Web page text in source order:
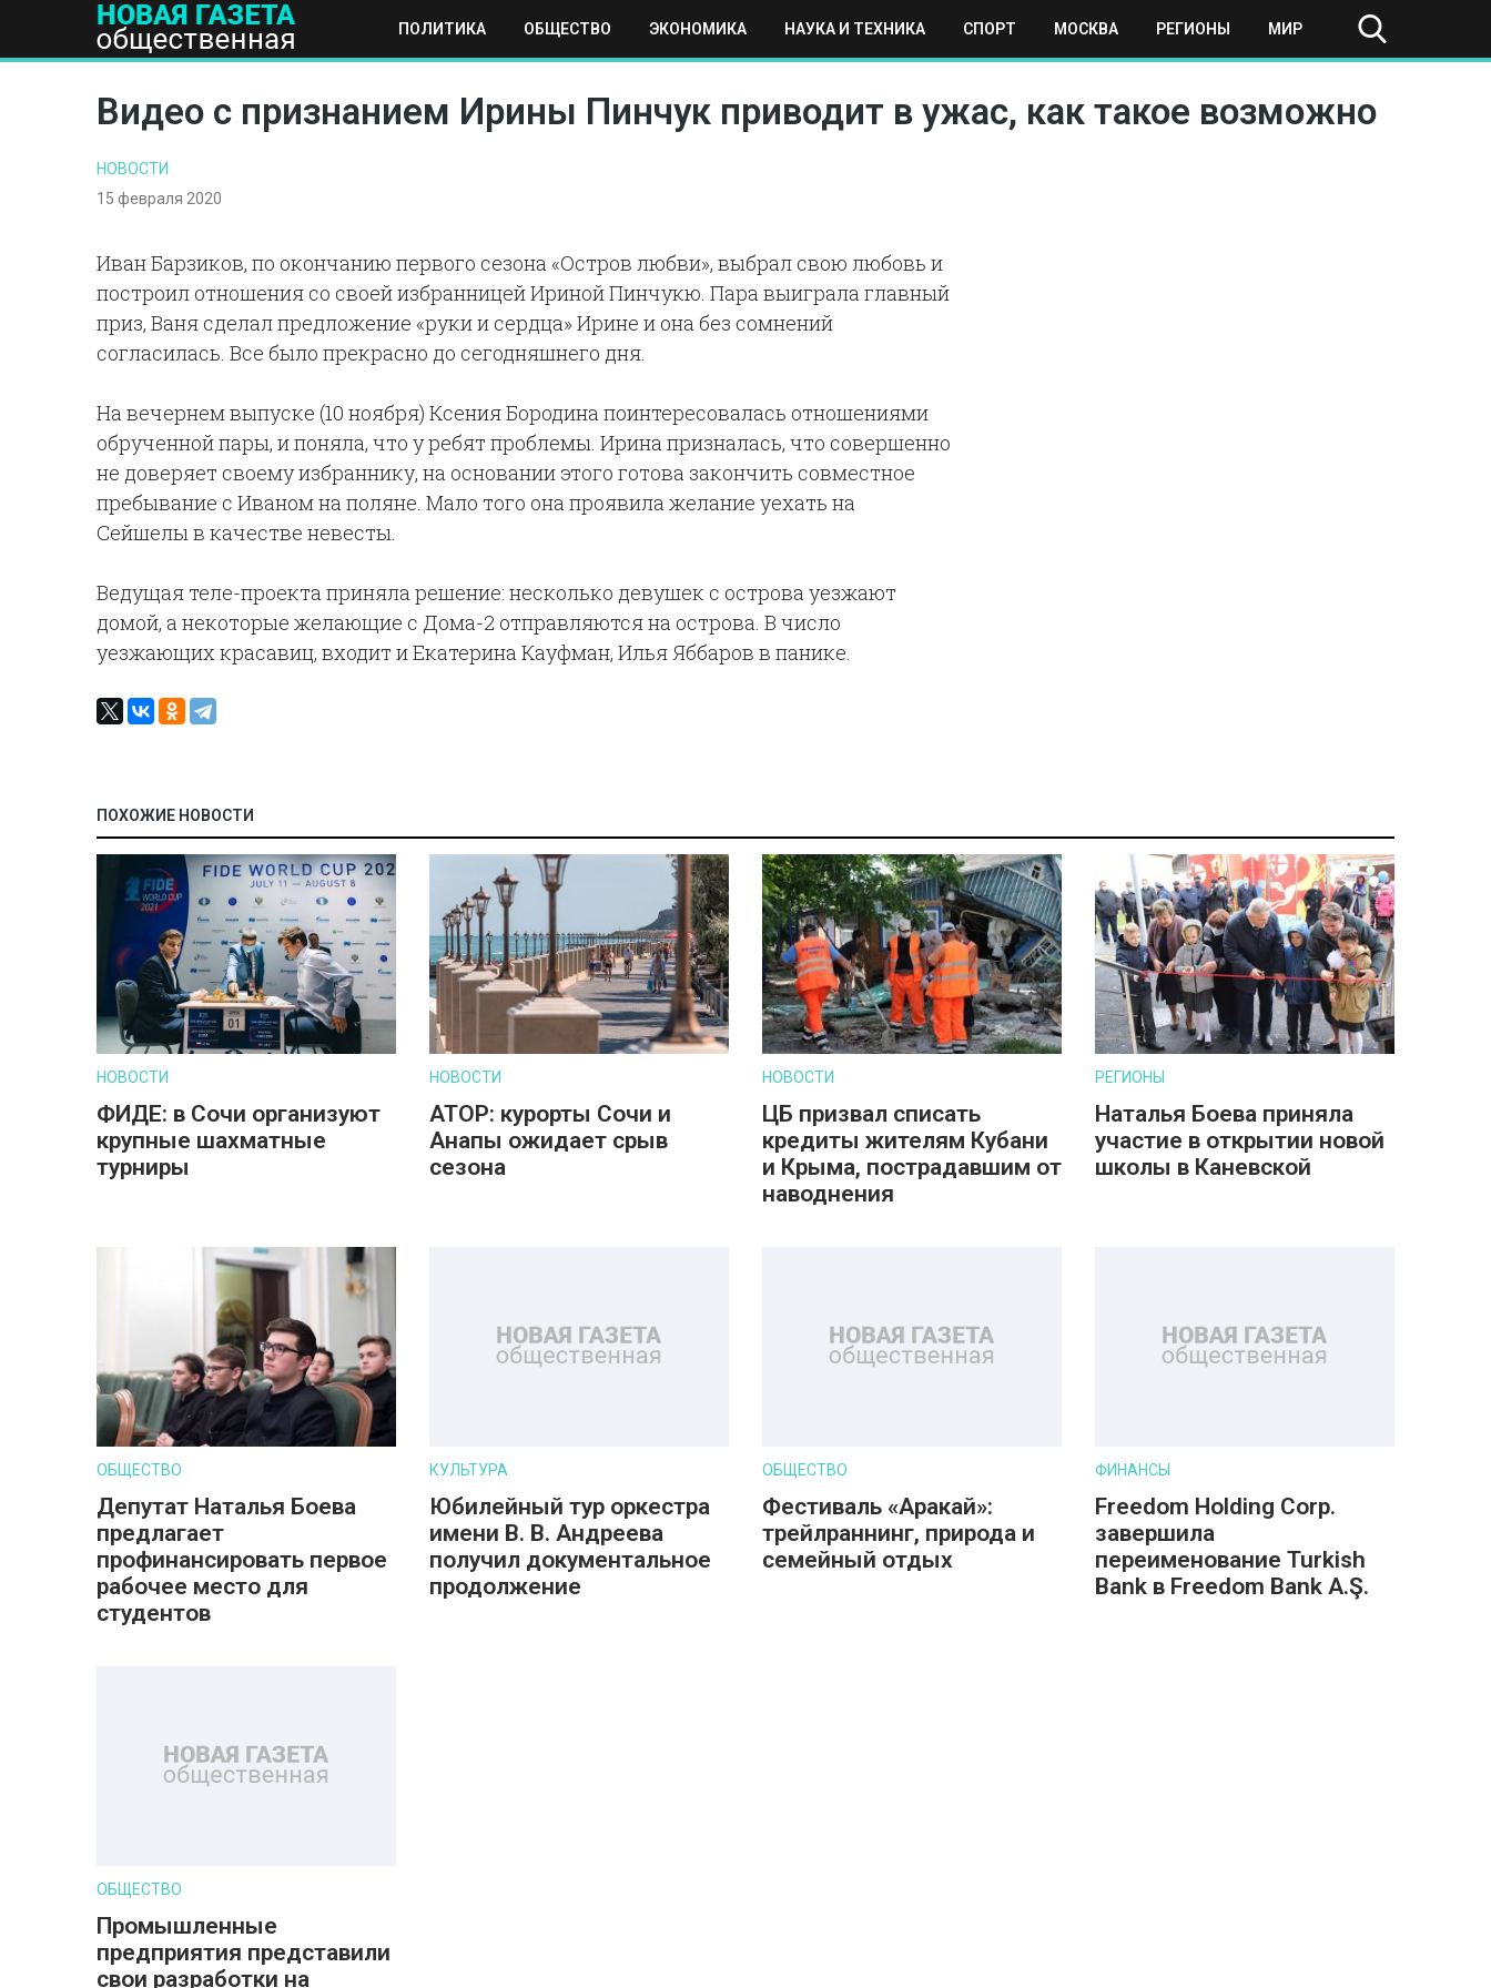
ПОЛИТИКА ОБЩЕСТВО ЭКОНОМИКА НАУКА И ТЕХНИКА СПОРТ МОСКВА РЕГИОНЫ МИР
ПОЛИТИКА ОБЩЕСТВО ЭКОНОМИКА НАУКА И ТЕХНИКА СПОРТ МОСКВА РЕГИОНЫ МИР
Видео с признанием Ирины Пинчук приводит в ужас, как такое возможно
НОВОСТИ
15 февраля 2020
Иван Барзиков, по окончанию первого сезона «Остров любви», выбрал свою любовь и
построил отношения со своей избранницей Ириной Пинчукю. Пара выиграла главный
приз, Ваня сделал предложение «руки и сердца» Ирине и она без сомнений
согласилась. Все было прекрасно до сегодняшнего дня.
На вечернем выпуске (10 ноября) Ксения Бородина поинтересовалась отношениями
обрученной пары, и поняла, что у ребят проблемы. Ирина призналась, что совершенно
не доверяет своему избраннику, на основании этого готова закончить совместное
пребывание с Иваном на поляне. Мало того она проявила желание уехать на
Сейшелы в качестве невесты.
Ведущая теле-проекта приняла решение: несколько девушек с острова уезжают
домой, а некоторые желающие с Дома-2 отправляются на острова. В число
уезжающих красавиц, входит и Екатерина Кауфман, Илья Яббаров в панике.
ПОХОЖИЕ НОВОСТИ
НОВОСТИ
ФИДЕ: в Сочи организуют
крупные шахматные
турниры
НОВОСТИ
АТОР: курорты Сочи и
Анапы ожидает срыв
сезона
НОВОСТИ
ЦБ призвал списать
кредиты жителям Кубани
и Крыма, пострадавшим от
наводнения
РЕГИОНЫ
Наталья Боева приняла
участие в открытии новой
школы в Каневской
ОБЩЕСТВО
Депутат Наталья Боева
предлагает
профинансировать первое
рабочее место для
студентов
КУЛЬТУРА
Юбилейный тур оркестра
имени В. В. Андреева
получил документальное
продолжение
ОБЩЕСТВО
Фестиваль «Аракай»:
трейлраннинг, природа и
семейный отдых
ФИНАНСЫ
Freedom Holding Corp.
завершила
переименование Turkish
Bank в Freedom Bank A.Ş.
ОБЩЕСТВО
Промышленные
предприятия представили
свои разработки на